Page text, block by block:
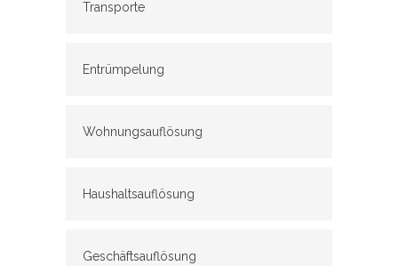
Transporte
Entrümpelung
Wohnungsauflösung
Haushaltsauflösung
Geschäftsauflösung